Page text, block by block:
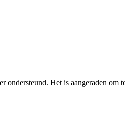
Het is aangeraden om